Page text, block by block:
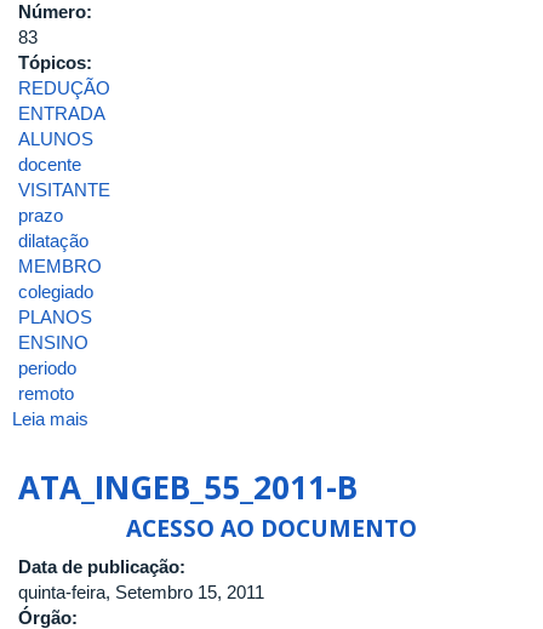
Número:
83
Tópicos:
REDUÇÃO
ENTRADA
ALUNOS
docente
VISITANTE
prazo
dilatação
MEMBRO
colegiado
PLANOS
ENSINO
periodo
remoto
Leia mais
83ª
REUNIÃO
COLEGIADO
DO
ATA_INGEB_55_2011-B
ACESSO AO DOCUMENTO
Data de publicação:
quinta-feira, Setembro 15, 2011
Órgão: